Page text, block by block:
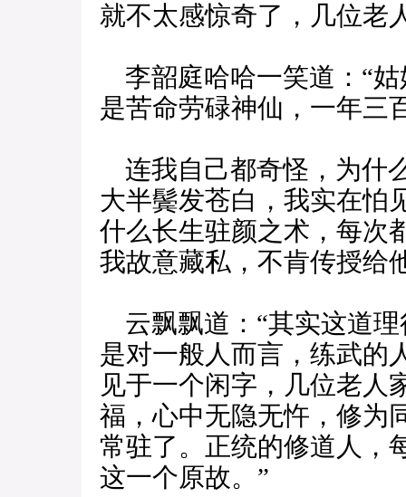
就不太感惊奇了，几位老
李韶庭哈哈一笑道：“
是苦命劳碌神仙，一年三
连我自己都奇怪，为什
大半鬓发苍白，我实在怕
什么长生驻颜之术，每次
我故意藏私，不肯传授给
云飘飘道：“其实这道
是对一般人而言，练武的
见于一个闲字，几位老人
福，心中无隐无忤，修为
常驻了。正统的修道人，
这一个原故。”